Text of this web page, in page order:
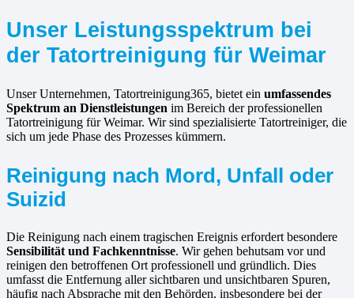
Unser Leistungsspektrum bei
der Tatortreinigung für Weimar
Unser Unternehmen, Tatortreinigung365, bietet ein umfassendes
Spektrum an Dienstleistungen im Bereich der professionellen
Tatortreinigung für Weimar. Wir sind spezialisierte Tatortreiniger, die
sich um jede Phase des Prozesses kümmern.
Reinigung nach Mord, Unfall oder
Suizid
Die Reinigung nach einem tragischen Ereignis erfordert besondere
Sensibilität und Fachkenntnisse. Wir gehen behutsam vor und
reinigen den betroffenen Ort professionell und gründlich. Dies
umfasst die Entfernung aller sichtbaren und unsichtbaren Spuren,
häufig nach Absprache mit den Behörden, insbesondere bei der